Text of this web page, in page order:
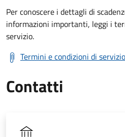
Per conoscere i dettagli di
informazioni importanti, leggi i
servizio.
Termini e condizioni di servizio
Contatti